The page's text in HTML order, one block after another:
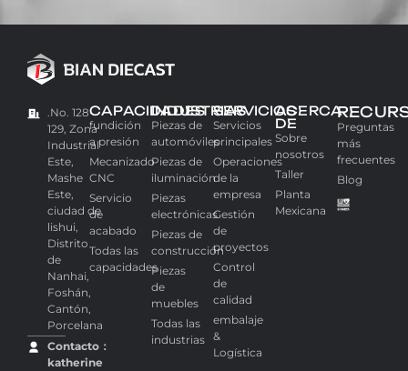
.No. 128-
129, Zona
Industrial
Este,
Mashe
Este,
ciudad de
lishui,
Distrito
de
Nanhai,
Foshán,
Cantón,
Porcelana
Contacto：
katherine
CAPACIDADES
fundición
a presión
Mecanizado
CNC
Servicio
de
acabado
Todas las
capacidades
INDUSTRIAS
Piezas de
automóviles
Piezas de
iluminación
Piezas
electrónicas
Piezas de
construcción
Piezas
de
muebles
Todas las
industrias
SERVICIOS
Servicios
principales
Operaciones
de la
empresa
Gestión
de
proyectos
Control
de
calidad
embalaje
&
Logística
ACERCA
DE
Sobre
nosotros
Taller
Planta
Mexicana
Preguntas
más
frecuentes
Blog